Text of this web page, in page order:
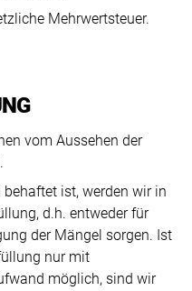
Mehrwertsteuer.
vom Aussehen der
ist, werden wir in
d.h. entweder für
der Mängel sorgen. Ist
nur mit
möglich, sind wir